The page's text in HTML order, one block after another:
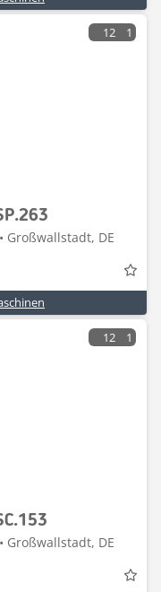
12 1
Großwallstadt, DE
12 1
Großwallstadt, DE